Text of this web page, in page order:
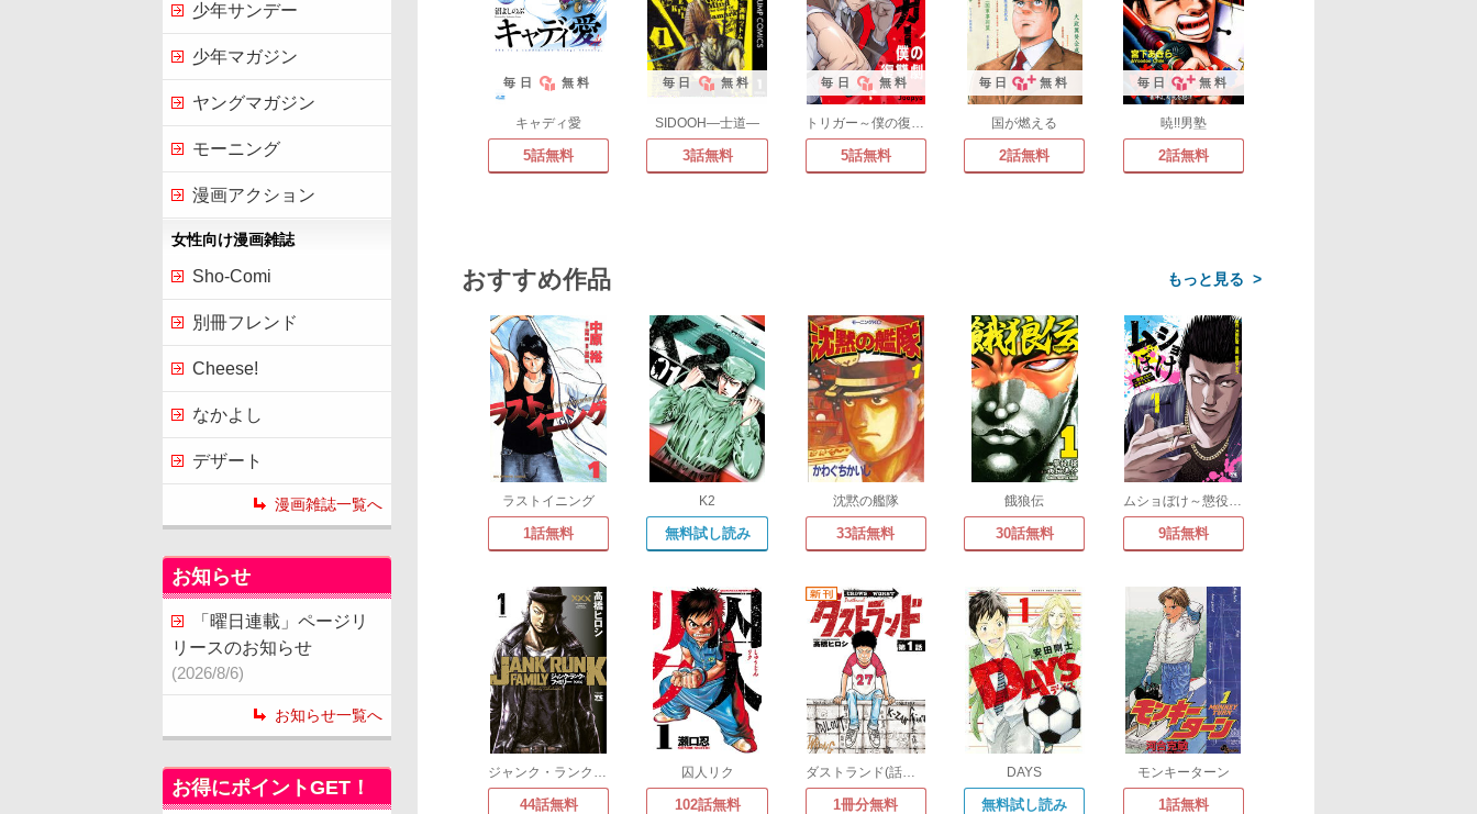
毎日 無料
キャディ愛
5話無料
毎日 無料
SIDOOH―士道―
3話無料
毎日 無料
5話無料
毎日 無料
国が燃える
2話無料
毎日 無料
暁!!男塾
2話無料
おすすめ作品 >
ラストイニング
1話無料
K2
無料試し読み
沈黙の艦隊
33話無料
餓狼伝
30話無料 9話無料
44話無料
囚人リク
102話無料
ダストランド(話売り)
1冊分無料
DAYS
無料試し読み
モンキーターン
1話無料
少年サンデー
少年マガジン
ヤングマガジン
モーニング
漫画アクション
女性向け漫画雑誌
Sho-Comi
別冊フレンド
Cheese!
なかよし
デザート
漫画雑誌一覧へ
お知らせ
「曜日連載」ページリ
リースのお知らせ
(2026/8/6)
お知らせ一覧へ
お得にポイントGET！